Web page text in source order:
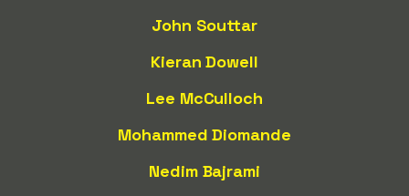
John Souttar
Kieran Dowell
Lee McCulloch
Mohammed Diomande
Nedim Bajrami